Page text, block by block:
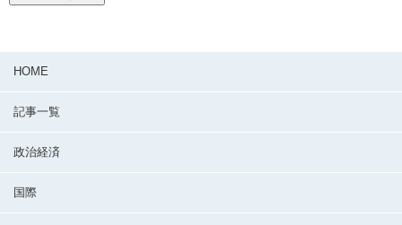
HOME
記事一覧
政治経済
国際